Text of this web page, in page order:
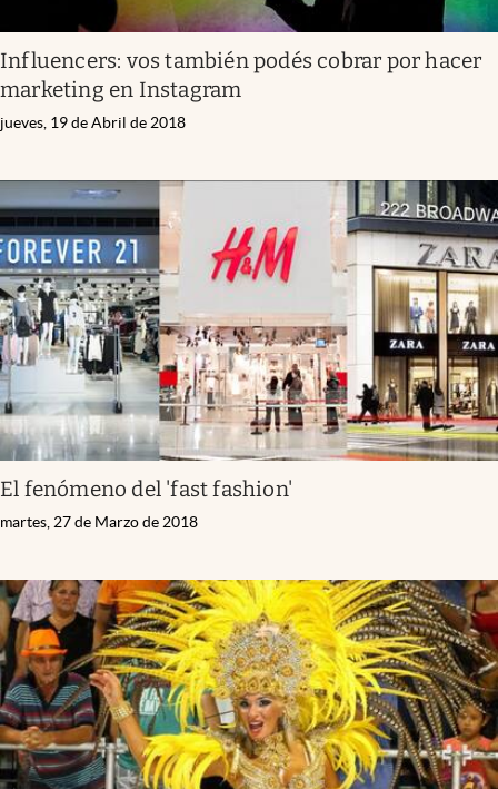
Influencers: vos también podés cobrar por hacer
marketing en Instagram
jueves, 19 de Abril de 2018
El fenómeno del 'fast fashion'
martes, 27 de Marzo de 2018